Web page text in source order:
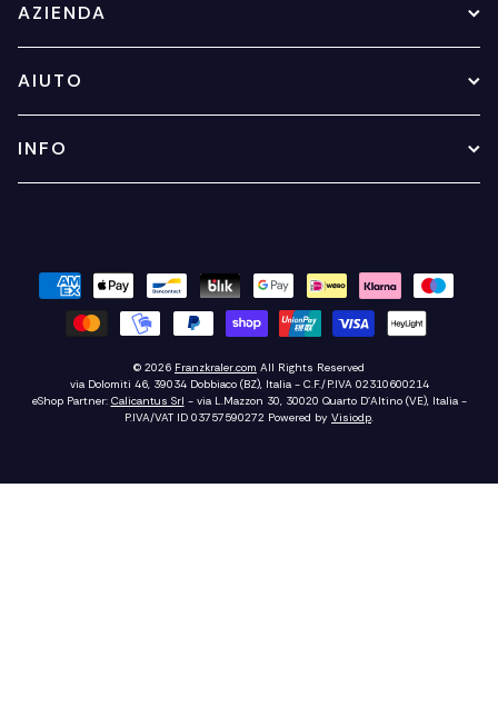
AZIENDA
AIUTO
INFO
© 2026 Franzkraler.com All Rights Reserved
via Dolomiti 46, 39034 Dobbiaco (BZ), Italia - C.F./P.IVA 02310600214
eShop Partner: Calicantus Srl - via L.Mazzon 30, 30020 Quarto D'Altino (VE), Italia -
P.IVA/VAT ID 03757590272 Powered by Visiodp.